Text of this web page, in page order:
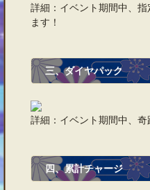
詳細：イベント期間中、
ます！
三、ダイヤパック
詳細：イベント期間中、
四、累計チャージ